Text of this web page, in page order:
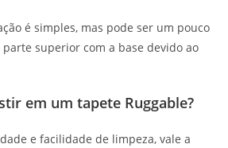
é simples, mas pode ser um pouco
superior com a base devido ao
em um tapete Ruggable?
e facilidade de limpeza, vale a